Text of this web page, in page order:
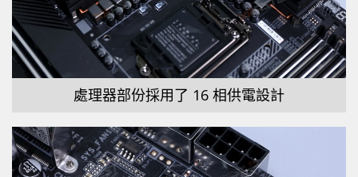
處理器部份採用了 16 相供電設計